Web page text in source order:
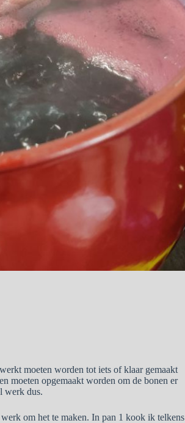
moeten worden tot iets of klaar gemaakt
moeten opgemaakt worden om de bonen er
werk dus.
om het te maken. In pan 1 kook ik telkens